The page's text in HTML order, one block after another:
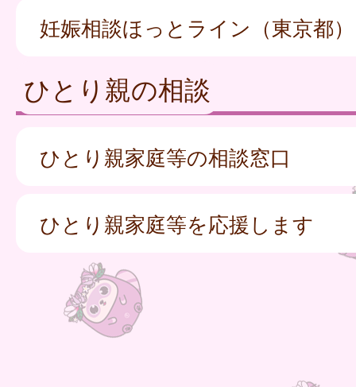
妊娠相談ほっとライン（東京都）
ひとり親の相談
ひとり親家庭等の相談窓口
ひとり親家庭等を応援します